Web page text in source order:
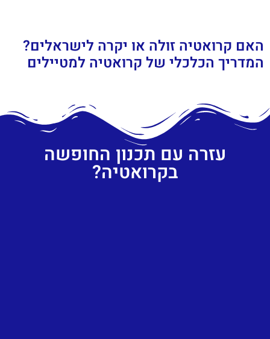
האם קרואטיה זולה או יקרה לישראלים?
המדריך הכלכלי של קרואטיה למטיילים
עזרה עם תכנון החופשה
בקרואטיה?